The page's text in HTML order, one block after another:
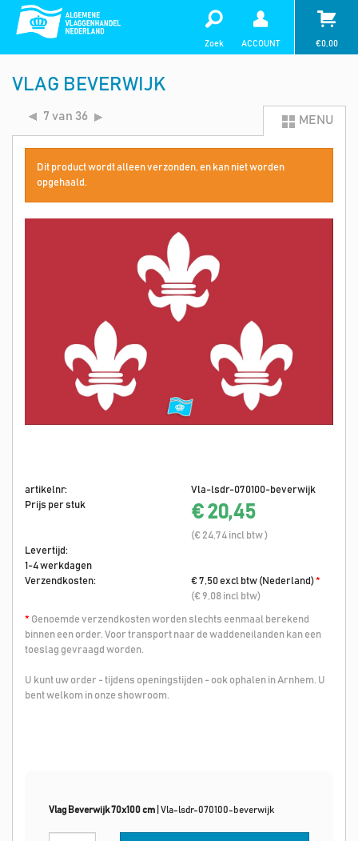
Zoek ACCOUNT €0,00
VLAG BEVERWIJK
7 van 36 MENU
Dit product wordt alleen verzonden, en kan niet worden
opgehaald.
artikelnr:
Vla-lsdr-070100-beverwijk
Prijs per stuk
€ 20,45
(€ 24,74 incl btw )
Levertijd:
1-4 werkdagen
Verzendkosten:
€ 7,50 excl btw (Nederland)*
(€ 9,08 incl btw)
* Genoemde verzendkosten worden slechts eenmaal berekend
binnen een order. Voor transport naar de waddeneilanden kan een
toeslag gevraagd worden.
U kunt uw order - tijdens openingstijden - ook ophalen in Arnhem. U
bent welkom in onze showroom.
Vlag Beverwijk 70x100 cm Vla-lsdr-070100-beverwijk